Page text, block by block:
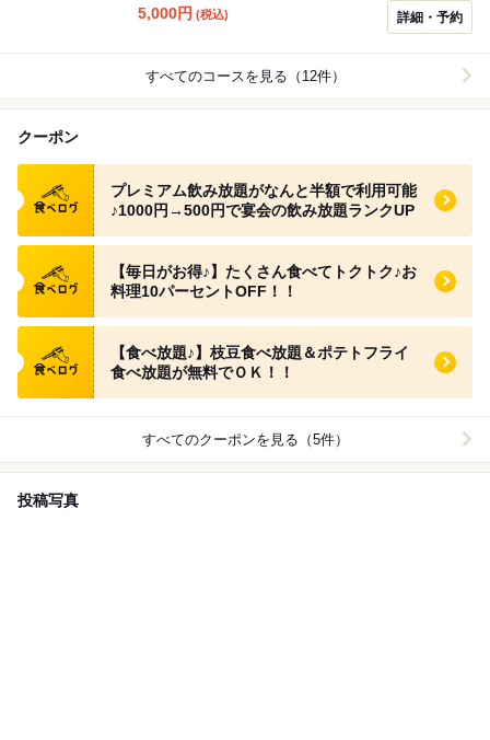
べられる、大切な人たちとの大切な時間にぴったりのコ
5,000円 (税込) 詳細・予約
すべてのコースを見る（12件）
クーポン
食べログ クーポン
プレミアム飲み放題がなんと半額で利用可能
♪1000円→500円で宴会の飲み放題ランクUP
食べログ クーポン
【毎日がお得♪】たくさん食べてトクトク♪お
料理10パーセントOFF！！
食べログ クーポン
【食べ放題♪】枝豆食べ放題＆ポテトフライ
食べ放題が無料でＯＫ！！
すべてのクーポンを見る（5件）
投稿写真